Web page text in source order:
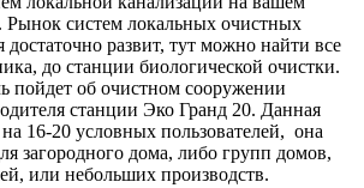
Рынок систем локальных очистных
достаточно развит, тут можно найти все
до станции биологической очистки.
пойдет об очистном сооружении
станции Эко Гранд 20. Данная
16-20 условных пользователей, она
загородного дома, либо групп домов,
или небольших производств.